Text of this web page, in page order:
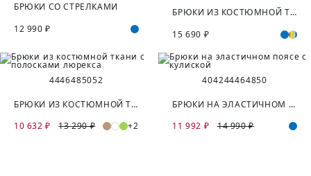
БРЮКИ СО СТРЕЛКАМИ
12 990 ₽
БРЮКИ ИЗ КОСТЮМНОЙ ТКАНИ С ОТКРЫТЫМ СРЕЗОМ
15 690 ₽
4446485052
БРЮКИ ИЗ КОСТЮМНОЙ ТКАНИ С ПОЛОСКАМИ ЛЮРЕКСА
10 632 ₽
13 290 ₽ +2
404244464850
БРЮКИ НА ЭЛАСТИЧНОМ ПОЯСЕ С КУЛИСКОЙ
11 992 ₽
14 990 ₽